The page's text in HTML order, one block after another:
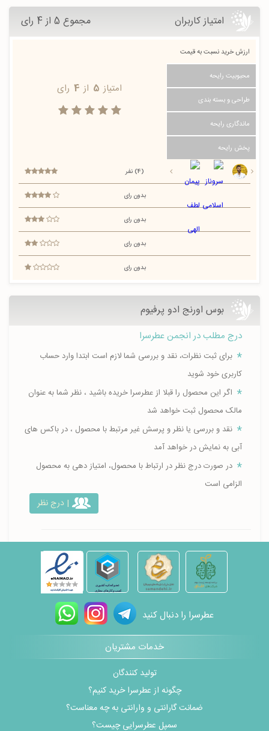
امتیاز کاربران مجموع 5 از 4 رای
ارزش خرید نسبت به قیمت
محبوبیت رایحه
طراحی و بسته بندی
ماندگاری رایحه
پخش رایحه
امتیاز 5 از 4 رای
(4) نفر
بدون رای
بدون رای
بدون رای
بدون رای
بوس اورنج ادو پرفیوم
درج مطلب در انجمن عطرسرا
برای ثبت نظرات، نقد و بررسی شما لازم است ابتدا وارد حساب
کاربری خود شوید
اگر این محصول را قبلا از عطرسرا خریده باشید ، نظر شما به عنوان
مالک محصول ثبت خواهد شد
نقد و بررسی یا نظر و پرسش غیر مرتبط با محصول ، در باکس های
آبی به نمایش در خواهد آمد
در صورت درج نظر در ارتباط با محصول، امتیاز دهی به محصول
الزامی است
| درج نظر
عطرسرا را دنبال کنید
خدمات مشتریان
تولید کنندگان
چگونه از عطرسرا خرید کنیم؟
ضمانت گارانتی و وارانتی به چه معناست؟
سمپل عطرسرایی چیست؟